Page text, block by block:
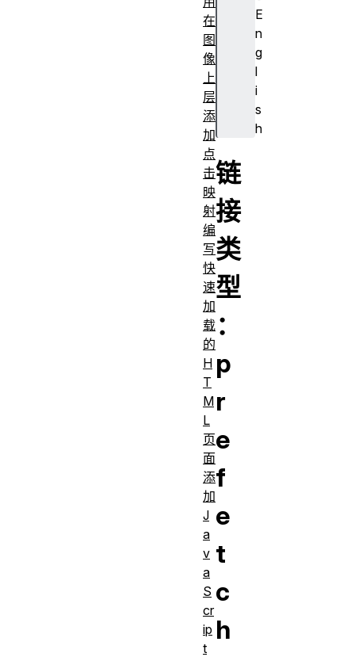
E
n
g
l
i
s
h
链
接
类
型
：
p
r
e
f
e
t
c
h
在
图
像
上
层
添
加
点
击
映
射
编
写
快
速
加
载
的
H
T
M
L
页
面
添
加
J
a
v
a
S
cr
ip
t